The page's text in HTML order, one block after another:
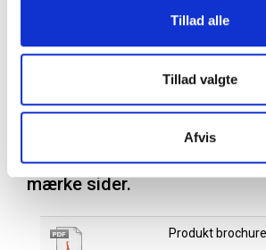
Tillad alle
Tillad valgte
Afvis
Cetylpryridinium Chloride
Sucralose
Læs mere om hvordan du
Læs mere omGUM sunstar
mærke sider.
Produkt brochure